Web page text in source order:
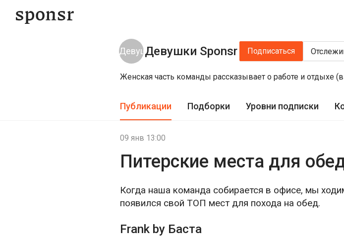
Девушки Sponsr Подписаться
Женская часть команды рассказывает о работе и отдыхе
Публикации Подборки Уровни подписки
09 янв 13:00
Питерские места для
Когда наша команда собирается в офисе, мы
появился свой ТОП мест для похода на обед.
Frank by Баста